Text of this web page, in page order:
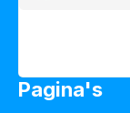
Pagina's